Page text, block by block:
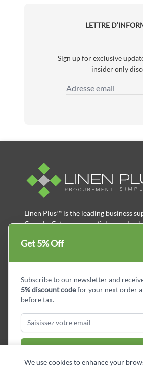
LETTRE
Sign up for exclusive
insider only
Adresse email
Linen Plus™ is the leading business
Canada, Get your essential everyday
savings.
facebookInstagram
LinkedIn Pinterest
Copyright © Linen Plus inc. All rights
Get 5% Off
Subscribe to our newsletter and
5% discount codefor your next order
before tax.
We use cookies to enhance your